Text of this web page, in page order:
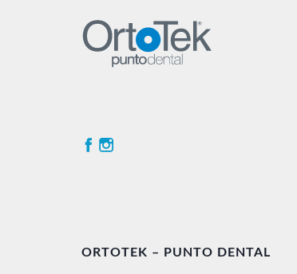
ORTOTEK – PUNTO DENTAL